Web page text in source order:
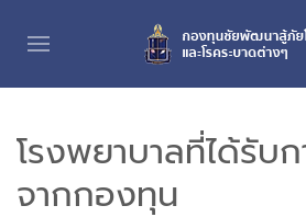
โรงพยาบาลที่ได้รับ
จากกองทุน